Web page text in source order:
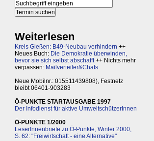
Weiterlesen
Kreis Gießen: B49-Neubau verhindern ++
Neues Buch: Die Demokratie überwinden,
bevor sie sich selbst abschafft++ Nichts mehr
verpassen: Mailverteiler&Chats
Neue Mobilnr.: 015511439808), Festnetz
bleibt 06401-903283
Ö-PUNKTE STARTAUSGABE 1997
Der Infodienst für aktive UmweltschützerInnen
Ö-PUNKTE 1/2000
LeserInnenbriefe zu Ö-Punkte, Winter 2000,
S. 62: "Freiwirtschaft - eine Alternative"